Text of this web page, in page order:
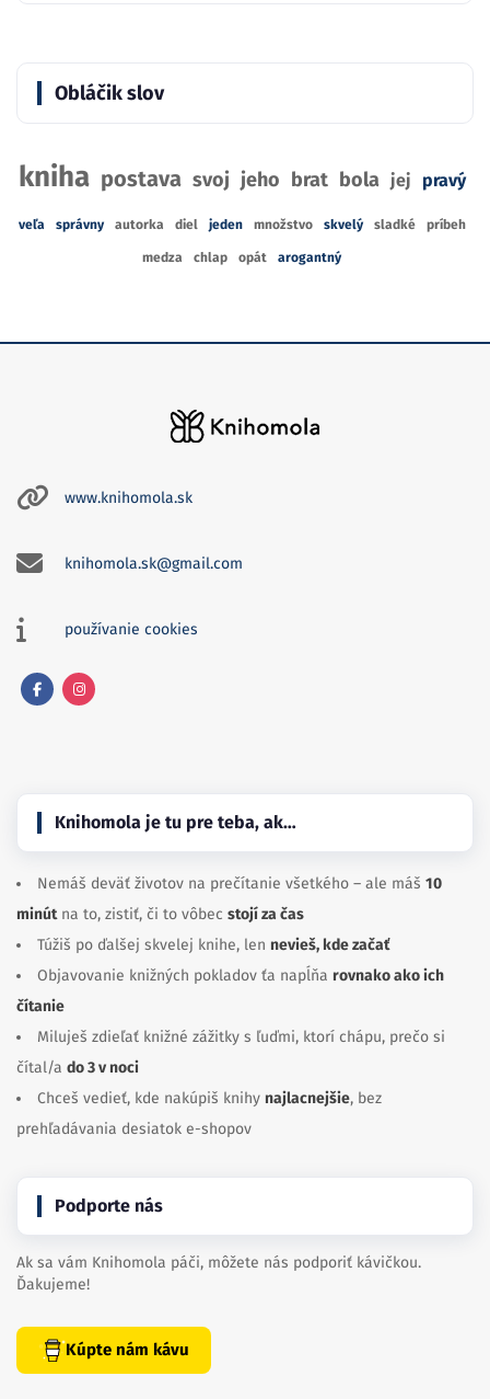
Obláčik slov
kniha postava svoj jeho brat bola jej pravý
veľa správny autorka diel jeden množstvo skvelý sladké príbeh
medza chlap opát arogantný
www.knihomola.sk
knihomola.sk@gmail.com
používanie cookies
Knihomola je tu pre teba, ak…
Nemáš deväť životov na prečítanie všetkého – ale máš 10
minútna to, zistiť, či to vôbec stojí za čas
Túžiš po ďalšej skvelej knihe, len nevieš, kde začať
Objavovanie knižných pokladov ťa napĺňa rovnako ako ich
čítanie
Miluješ zdieľať knižné zážitky s ľuďmi, ktorí chápu, prečo si
čítal/a do 3 v noci
Chceš vedieť, kde nakúpiš knihy najlacnejšie, bez
prehľadávania desiatok e-shopov
Podporte nás
Ak sa vám Knihomola páči, môžete nás podporiť kávičkou.
Ďakujeme!
Kúpte nám kávu